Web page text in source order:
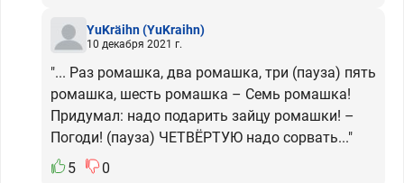
YuKräihn(YuKraihn)
10 декабря 2021 г.
"... Раз ромашка, два ромашка, три (пауза) пять
ромашка, шесть ромашка – Семь ромашка!
Придумал: надо подарить зайцу ромашки! –
Погоди! (пауза) ЧЕТВЁРТУЮ надо сорвать..."
5
0